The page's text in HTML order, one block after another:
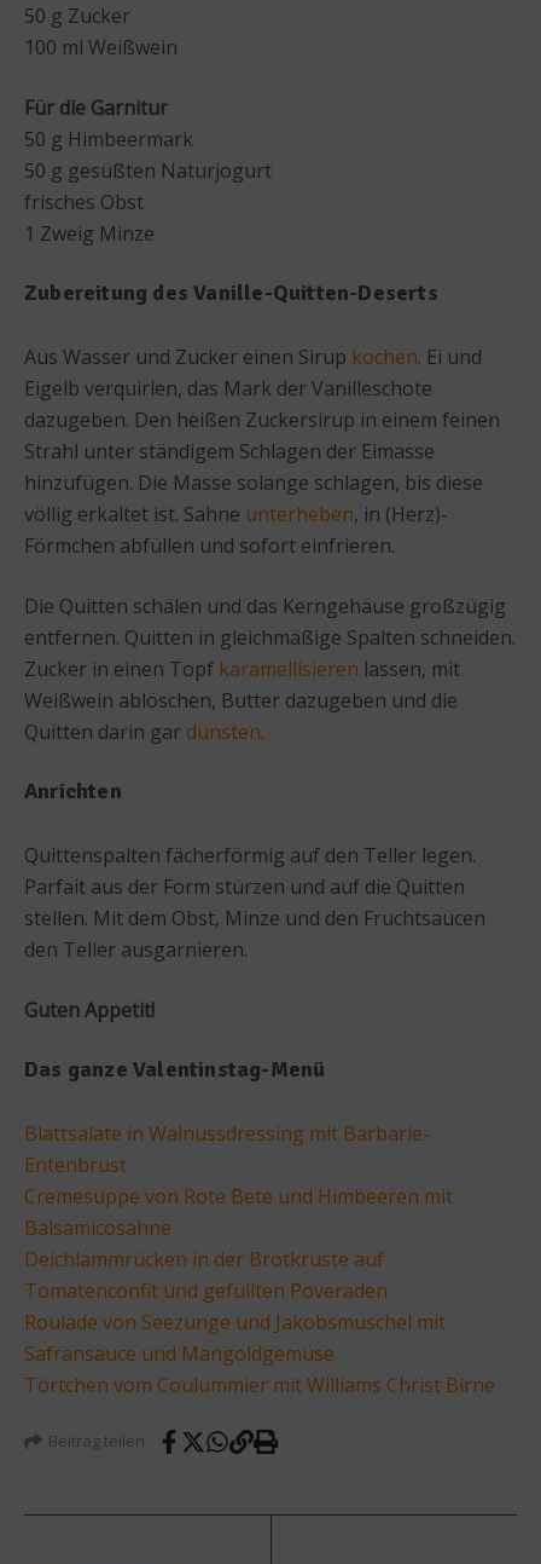
50 g Zucker
100 ml Weißwein
Für die Garnitur
50 g Himbeermark
50 g gesüßten Naturjogurt
frisches Obst
1 Zweig Minze
Zubereitung des Vanille-Quitten-Deserts
Aus Wasser und Zucker einen Sirup kochen. Ei und
Eigelb verquirlen, das Mark der Vanilleschote
dazugeben. Den heißen Zuckersirup in einem feinen
Strahl unter ständigem Schlagen der Eimasse
hinzufügen. Die Masse solange schlagen, bis diese
völlig erkaltet ist. Sahne unterheben, in (Herz)-
Förmchen abfüllen und sofort einfrieren.
Die Quitten schälen und das Kerngehäuse großzügig
entfernen. Quitten in gleichmäßige Spalten schneiden.
Zucker in einen Topf karamellisieren lassen, mit
Weißwein ablöschen, Butter dazugeben und die
Quitten darin gar dünsten.
Anrichten
Quittenspalten fächerförmig auf den Teller legen.
Parfait aus der Form stürzen und auf die Quitten
stellen. Mit dem Obst, Minze und den Fruchtsaucen
den Teller ausgarnieren.
Guten Appetit!
Das ganze Valentinstag-Menü
Blattsalate in Walnussdressing mit Barbarie-
Entenbrust
Cremesuppe von Rote Bete und Himbeeren mit
Balsamicosahne
Deichlammrücken in der Brotkruste auf
Tomatenconfit und gefüllten Poveraden
Roulade von Seezunge und Jakobsmuschel mit
Safransauce und Mangoldgemüse
Törtchen vom Coulummier mit Williams Christ Birne
Beitrag teilen